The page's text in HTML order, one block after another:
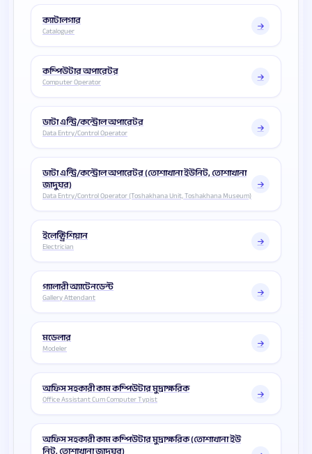
ক্যাটালগার
Cataloguer
কম্পিউটার অপারেটর
Computer Operator
ডাটা এন্ট্রি/কন্ট্রোল অপারেটর
Data Entry/Control Operator
ডাটা এন্ট্রি/কন্ট্রোল অপারেটর (তোশাখানা ইউনিট, তোশাখানা
জাদুঘর)
Data Entry/Control Operator (Toshakhana Unit, Toshakhana Museum)
ইলেক্ট্রিশিয়ান
Electrician
গ্যালারী অ্যাটেনডেন্ট
Gallery Attendant
মডেলার
Modeler
অফিস সহকারী কাম কম্পিউটার মুদ্রাক্ষরিক
Office Assistant Cum Computer Typist
অফিস সহকারী কাম কম্পিউটার মুদ্রাক্ষরিক (তোশাখানা ইউ